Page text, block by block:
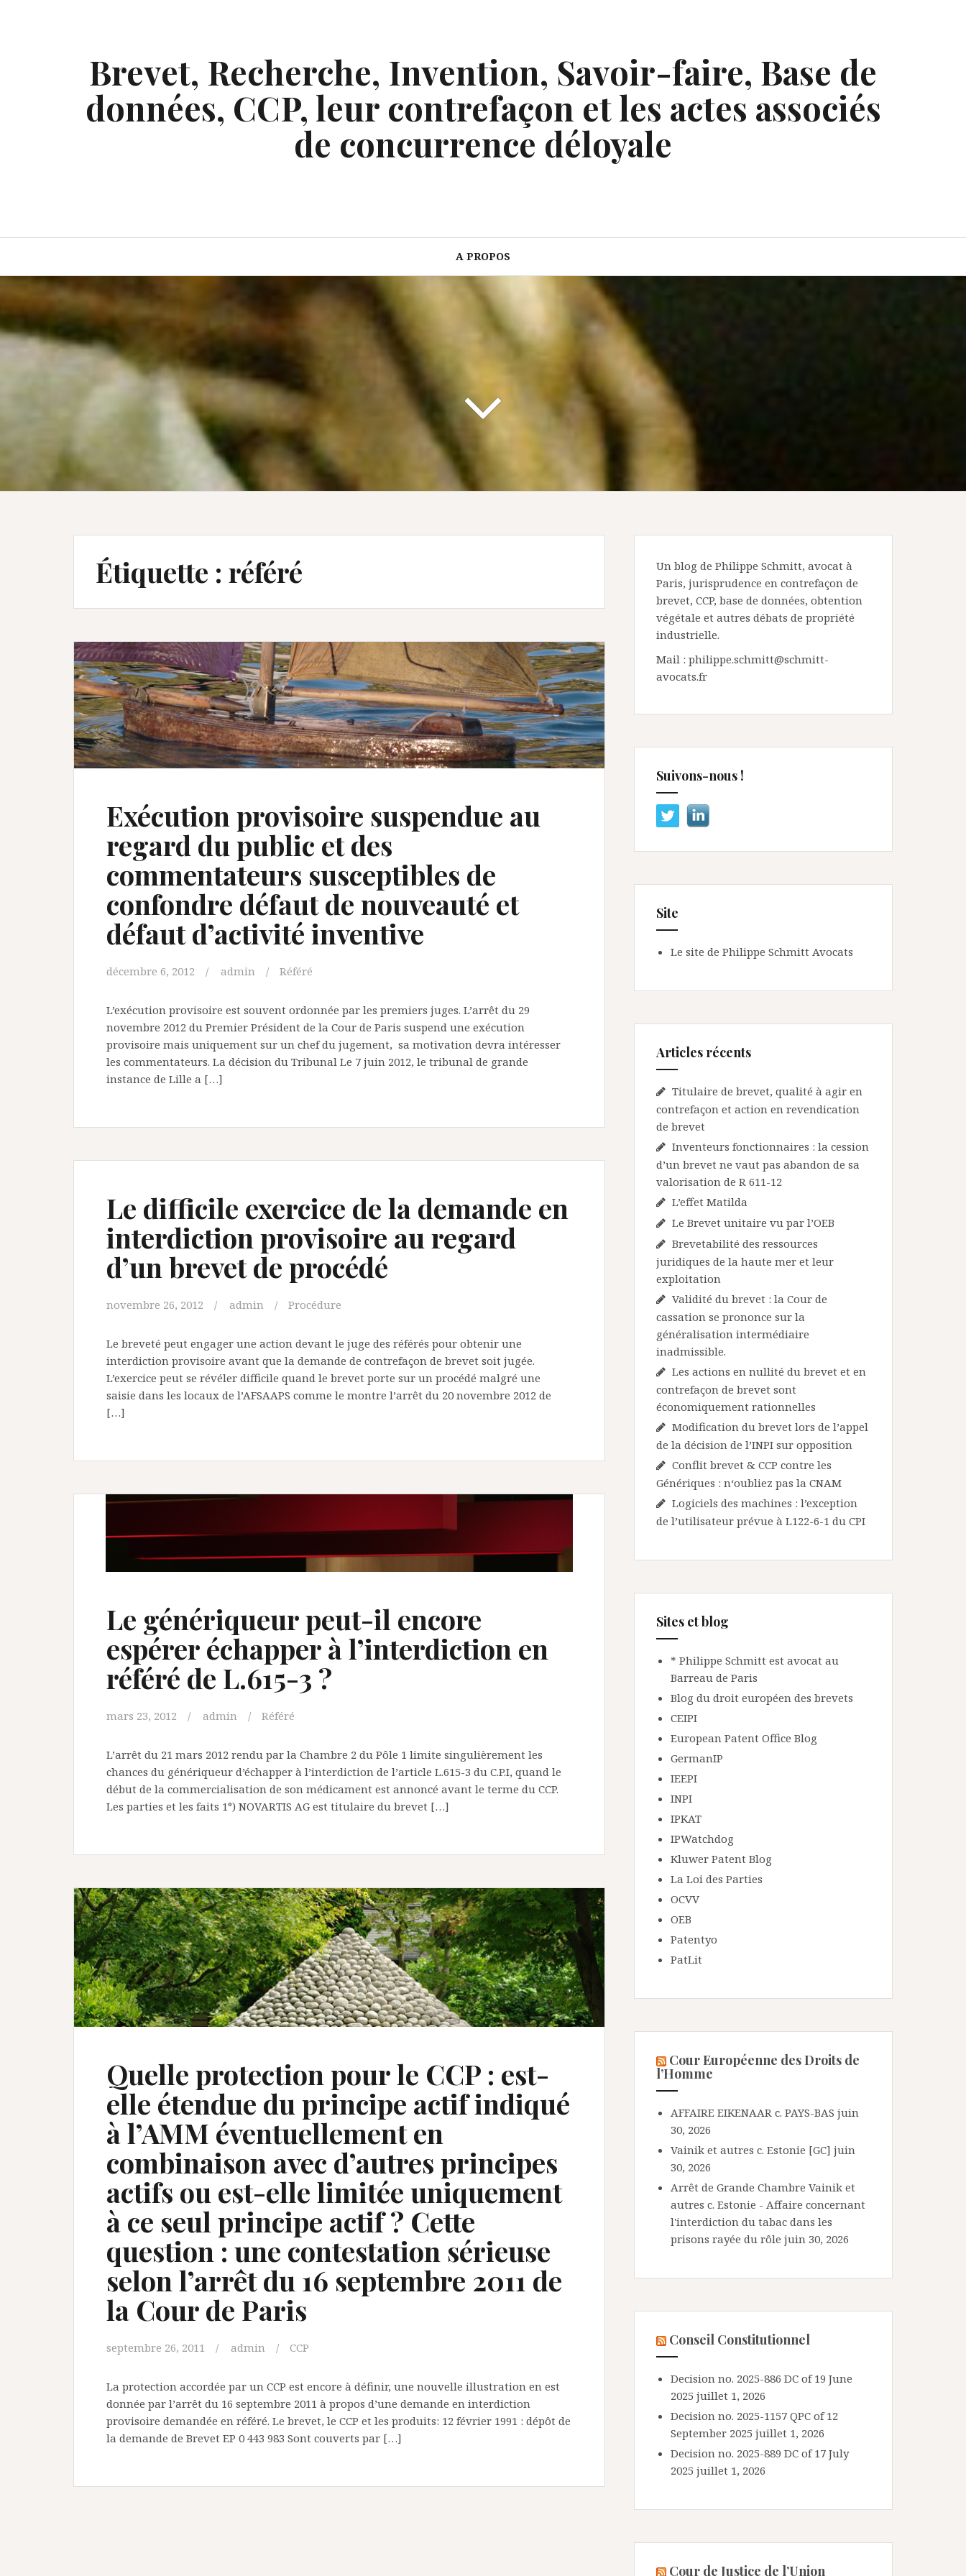
Brevet, Recherche, Invention, Savoir-faire, Base de
données, CCP, leur contrefaçon et les actes associés
de concurrence déloyale
A PROPOS
Étiquette : référé
Exécution provisoire suspendue au
regard du public et des
commentateurs susceptibles de
confondre défaut de nouveauté et
défaut d’activité inventive
décembre 6, 2012 admin Référé
L’exécution provisoire est souvent ordonnée par les premiers juges. L’arrêt du 29
novembre 2012 du Premier Président de la Cour de Paris suspend une exécution
provisoire mais uniquement sur un chef du jugement, sa motivation devra intéresser
les commentateurs. La décision du Tribunal Le 7 juin 2012, le tribunal de grande
instance de Lille a […]
Le difficile exercice de la demande en
interdiction provisoire au regard
d’un brevet de procédé
novembre 26, 2012 admin Procédure
Le breveté peut engager une action devant le juge des référés pour obtenir une
interdiction provisoire avant que la demande de contrefaçon de brevet soit jugée.
L’exercice peut se révéler difficile quand le brevet porte sur un procédé malgré une
saisie dans les locaux de l’AFSAAPS comme le montre l’arrêt du 20 novembre 2012 de
[…]
Le génériqueur peut-il encore
espérer échapper à l’interdiction en
référé de L.615-3 ?
mars 23, 2012 admin Référé
L’arrêt du 21 mars 2012 rendu par la Chambre 2 du Pôle 1 limite singulièrement les
chances du génériqueur d’échapper à l’interdiction de l’article L.615-3 du C.P.I, quand le
début de la commercialisation de son médicament est annoncé avant le terme du CCP.
Les parties et les faits 1°) NOVARTIS AG est titulaire du brevet […]
Quelle protection pour le CCP : est-
elle étendue du principe actif indiqué
à l’AMM éventuellement en
combinaison avec d’autres principes
actifs ou est-elle limitée uniquement
à ce seul principe actif ? Cette
question : une contestation sérieuse
selon l’arrêt du 16 septembre 2011 de
la Cour de Paris
septembre 26, 2011 admin CCP
La protection accordée par un CCP est encore à définir, une nouvelle illustration en est
donnée par l’arrêt du 16 septembre 2011 à propos d’une demande en interdiction
provisoire demandée en référé. Le brevet, le CCP et les produits: 12 février 1991 : dépôt de
la demande de Brevet EP 0 443 983 Sont couverts par […]
Un blog de Philippe Schmitt, avocat à
Paris, jurisprudence en contrefaçon de
brevet, CCP, base de données, obtention
végétale et autres débats de propriété
industrielle.
Mail : philippe.schmitt@schmitt-
avocats.fr
Suivons-nous !
Site
Le site de Philippe Schmitt Avocats
Articles récents
Titulaire de brevet, qualité à agir en
contrefaçon et action en revendication
de brevet
Inventeurs fonctionnaires : la cession
d’un brevet ne vaut pas abandon de sa
valorisation de R 611-12
L’effet Matilda
Le Brevet unitaire vu par l’OEB
Brevetabilité des ressources
juridiques de la haute mer et leur
exploitation
Validité du brevet : la Cour de
cassation se prononce sur la
généralisation intermédiaire
inadmissible.
Les actions en nullité du brevet et en
contrefaçon de brevet sont
économiquement rationnelles
Modification du brevet lors de l’appel
de la décision de l’INPI sur opposition
Conflit brevet & CCP contre les
Génériques : n‘oubliez pas la CNAM
Logiciels des machines : l’exception
de l’utilisateur prévue à L122-6-1 du CPI
Sites et blog
* Philippe Schmitt est avocat au
Barreau de Paris
Blog du droit européen des brevets
CEIPI
European Patent Office Blog
GermanIP
IEEPI
INPI
IPKAT
IPWatchdog
Kluwer Patent Blog
La Loi des Parties
OCVV
OEB
Patentyo
PatLit
Cour Européenne des Droits de
l’Homme
AFFAIRE EIKENAAR c. PAYS-BAS juin
30, 2026
Vainik et autres c. Estonie [GC] juin
30, 2026
Arrêt de Grande Chambre Vainik et
autres c. Estonie - Affaire concernant
l'interdiction du tabac dans les
prisons rayée du rôle juin 30, 2026
Conseil Constitutionnel
Decision no. 2025-886 DC of 19 June
2025 juillet 1, 2026
Decision no. 2025-1157 QPC of 12
September 2025 juillet 1, 2026
Decision no. 2025-889 DC of 17 July
2025 juillet 1, 2026
Cour de Justice de l’Union